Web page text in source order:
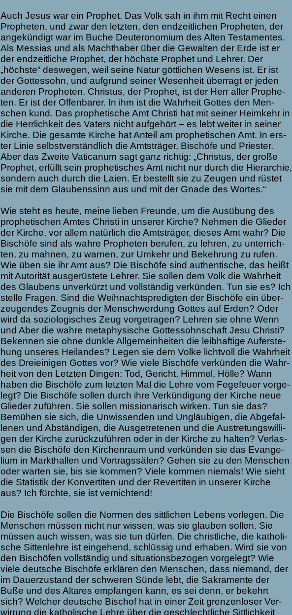
Auch Jesus war ein Pro­phet. Das Volk sah in ihm mit Recht einen
Pro­phe­ten, und zwar den letz­ten, den end­zeit­li­chen Pro­phe­ten, der
ange­kün­digt war im Buche Deu­te­ro­no­mium des Alten Tes­ta­men­tes.
Als Mes­sias und als Macht­ha­ber über die Gewal­ten der Erde ist er
der end­zeit­li­che Pro­phet, der höchste Pro­phet und Leh­rer. Der
„höchste“ des­we­gen, weil seine Natur gött­li­chen Wesens ist. Er ist
der Got­tes­sohn, und auf­grund sei­ner Wesen­heit über­ragt er jeden
ande­ren Pro­phe­ten. Chris­tus, der Pro­phet, ist der Herr aller Pro­phe­
ten. Er ist der Offen­ba­rer. In ihm ist die Wahr­heit Got­tes den Men­
schen kund. Das pro­phe­ti­sche Amt Christi hat mit sei­ner Heim­kehr in
die Herr­lich­keit des Vaters nicht auf­ge­hört – es lebt wei­ter in sei­ner
Kir­che. Die gesamte Kir­che hat Anteil am pro­phe­ti­schen Amt. In ers­
ter Linie selbst­ver­ständ­lich die Amts­trä­ger, Bischöfe und Pries­ter.
Aber das Zweite Vati­ca­num sagt ganz rich­tig: „Chris­tus, der große
Pro­phet, erfüllt sein pro­phe­ti­sches Amt nicht nur durch die Hier­ar­chie,
son­dern auch durch die Laien. Er bestellt sie zu Zeu­gen und rüs­tet
sie mit dem Glau­bens­sinn aus und mit der Gnade des Wor­tes.“
Wie steht es heute, meine lie­ben Freunde, um die Aus­übung des
pro­phe­ti­schen Amtes Christi in unse­rer Kir­che? Neh­men die Glie­der
der Kir­che, vor allem natür­lich die Amts­trä­ger, die­ses Amt wahr? Die
Bischöfe sind als wahre Pro­phe­ten beru­fen, zu leh­ren, zu unter­rich­
ten, zu mah­nen, zu war­nen, zur Umkehr und Bekeh­rung zu rufen.
Wie üben sie ihr Amt aus? Die Bischöfe sind authen­ti­sche, das heißt
mit Auto­ri­tät aus­ge­rüs­tete Leh­rer. Sie sol­len dem Volk die Wahr­heit
des Glau­bens unver­kürzt und voll­stän­dig ver­kün­den. Tun sie es? Ich
stelle Fra­gen. Sind die Weih­nachts­pre­dig­ten der Bischöfe ein über­
zeu­gen­des Zeug­nis der Men­schwer­dung Got­tes auf Erden? Oder
wird da sozio­lo­gi­sches Zeug vor­ge­tra­gen? Leh­ren sie ohne Wenn
und Aber die wahre meta­phy­si­sche Got­tes­sohn­schaft Jesu Christi?
Beken­nen sie ohne dunkle All­ge­mein­hei­ten die leib­haf­tige Auf­er­ste­
hung unse­res Hei­lan­des? Legen sie dem Volke licht­voll die Wahr­heit
des Drei­ei­ni­gen Got­tes vor? Wie viele Bischöfe ver­kün­den die Wahr­
heit von den Letz­ten Din­gen: Tod, Gericht, Him­mel, Hölle? Wann
haben die Bischöfe zum letz­ten Mal die Lehre vom Fege­feuer vor­ge­
legt? Die Bischöfe sol­len durch ihre Ver­kün­di­gung der Kir­che neue
Glie­der zufüh­ren. Sie sol­len mis­sio­na­risch wir­ken. Tun sie das?
Bemü­hen sie sich, die Unwis­sen­den und Ungläu­bi­gen, die Abge­fal­
le­nen und Abstän­di­gen, die Aus­ge­tre­te­nen und die Aus­tre­tungs­wil­li­
gen der Kir­che zurück­zu­füh­ren oder in der Kir­che zu hal­ten? Ver­las­
sen die Bischöfe den Kir­chen­raum und ver­kün­den sie das Evan­ge­
lium in Markt­hal­len und Vor­trags­sä­len? Gehen sie zu den Men­schen
oder war­ten sie, bis sie kom­men? Viele kom­men nie­mals! Wie sieht
die Sta­tis­tik der Kon­ver­ti­ten und der Rever­ti­ten in unse­rer Kir­che
aus? Ich fürchte, sie ist ver­nich­tend!
Die Bischöfe sol­len die Nor­men des sitt­li­chen Lebens vor­le­gen. Die
Men­schen müs­sen nicht nur wis­sen, was sie glau­ben sol­len. Sie
müs­sen auch wis­sen, was sie tun dür­fen. Die christ­li­che, die katho­li­
sche Sit­ten­lehre ist ein­ge­hend, schlüs­sig und erha­ben. Wird sie von
den Bischö­fen voll­stän­dig und situa­ti­ons­be­zo­gen vor­ge­legt? Wie
viele deut­sche Bischöfe erklä­ren den Men­schen, dass nie­mand, der
im Dau­er­zu­stand der schwe­ren Sünde lebt, die Sakra­mente der
Buße und des Alta­res emp­fan­gen kann, es sei denn, er bekehrt
sich? Wel­cher deut­sche Bischof hat in einer Zeit gren­zen­lo­ser Ver­
wir­rung die katho­li­sche Lehre über die geschlecht­li­che Sitt­lich­keit